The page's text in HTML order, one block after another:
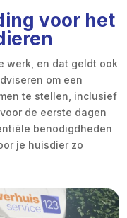
voor het
werk, en dat geldt ook
om een
te stellen, inclusief
de eerste dagen
benodigdheden
je huisdier zo